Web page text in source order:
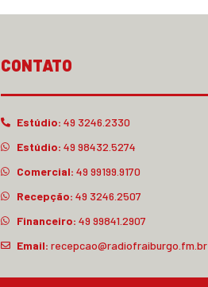
CONTATO
Estúdio: 49 3246.2330
Estúdio: 49 98432.5274
Comercial: 49 99199.9170
Recepção: 49 3246.2507
Financeiro: 49 99841.2907
Email: recepcao@radiofraiburgo.fm.br